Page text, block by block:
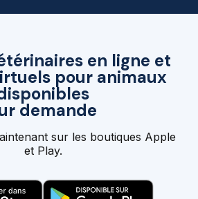
en ligne et
pour animaux
demande
sur les boutiques Apple
et Play.